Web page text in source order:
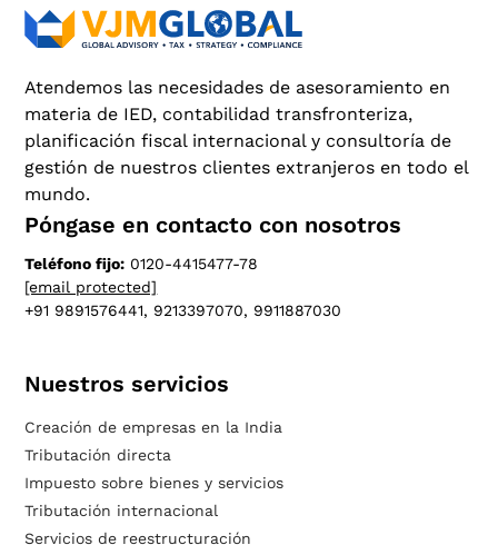
Atendemos las necesidades de asesoramiento en
materia de IED, contabilidad transfronteriza,
planificación fiscal internacional y consultoría de
gestión de nuestros clientes extranjeros en todo el
mundo.
Póngase en contacto con nosotros
Teléfono fijo: 0120-4415477-78
[email protected]
+91 9891576441, 9213397070, 9911887030
Nuestros servicios
Creación de empresas en la India
Tributación directa
Impuesto sobre bienes y servicios
Tributación internacional
Servicios de reestructuración